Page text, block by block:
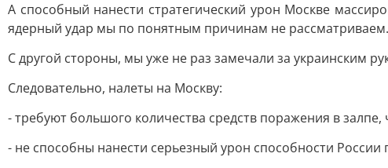
А способный нанести стратегический урон Москве
ядерный удар мы по понятным причинам не рассматриваем.
С другой стороны, мы уже не раз замечали за украинским
Следовательно, налеты на Москву:
- требуют большого количества средств поражения в
- не способны нанести серьезный урон способности